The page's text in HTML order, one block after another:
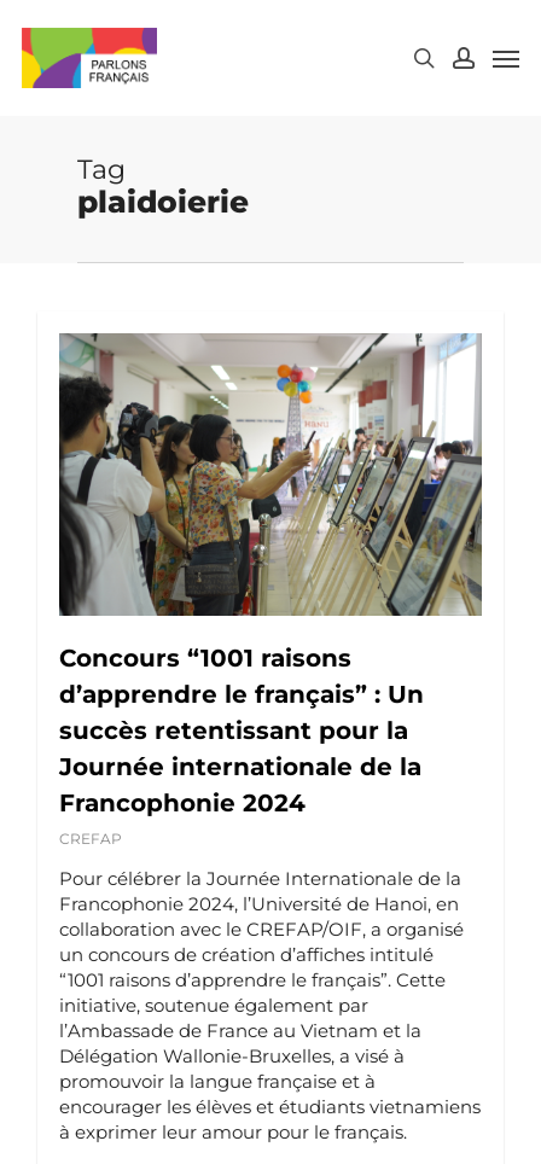
main
content
Tag
plaidoierie
Concours “1001 raisons
d’apprendre le français” : Un
succès retentissant pour la
Journée internationale de la
Francophonie 2024
CREFAP
Pour célébrer la Journée Internationale de la
Francophonie 2024, l’Université de Hanoi, en
collaboration avec le CREFAP/OIF, a organisé
un concours de création d’affiches intitulé
“1001 raisons d’apprendre le français”. Cette
initiative, soutenue également par
l’Ambassade de France au Vietnam et la
Délégation Wallonie-Bruxelles, a visé à
promouvoir la langue française et à
encourager les élèves et étudiants vietnamiens
à exprimer leur amour pour le français.